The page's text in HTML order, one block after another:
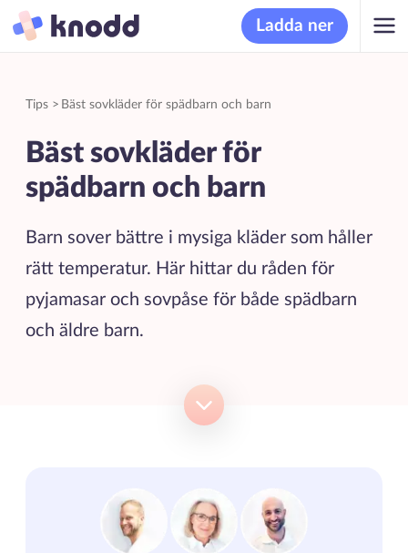
Ladda ner
Tips> Bäst sovkläder för spädbarn och barn
Bäst sovkläder för
spädbarn och barn
Barn sover bättre i mysiga kläder som håller
rätt temperatur. Här hittar du råden för
pyjamasar och sovpåse för både spädbarn
och äldre barn.